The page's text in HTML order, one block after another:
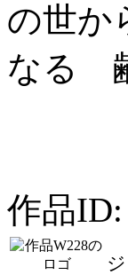
の世か
なる
作品ID: